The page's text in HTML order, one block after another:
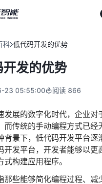
的智能体
阅平台
机器人
器人终端
控制器
产信创生态
宝
整合，洞察更高效
商
共服务
造业
客户
务 | 行政审批 | 基层减负 | 优化营商
核 | 合同审核 | 一项一卷 | 智慧人力
科 低代码开发的优势
发的优势
23 05:55:00 阅读 866
发展的数字化时代，企业对
而传统的手动编程方式已经
背景下，低代码开发平台逐
开发平台，开发者能够以更
式构建应用程序。
那些能够简化编程过程、减